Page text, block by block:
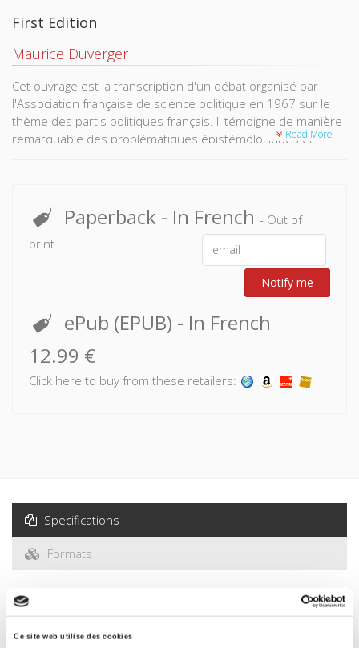
Ce site web utilise des cookies
First Edition
Maurice Duverger
Cet ouvrage est la transcription d'un débat organisé par
l'Association française de science politique en 1967 sur le
thème des partis politiques français. Il témoigne de manière
remarquable des problématiques épistémologiques et
Read More
Paperback - In French - Out of
print
Notify me
ePub (EPUB) - In French
12.99 €
Click here to buy from these retailers:
Specifications
Formats
Specifications